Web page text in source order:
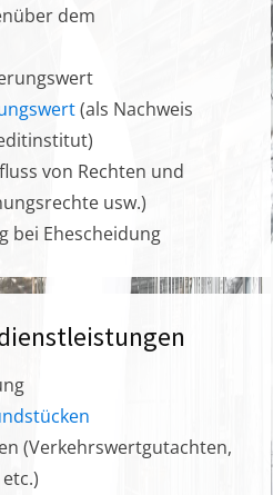
dem
(als Nachweis
von Rechten und
usw.)
bei Ehescheidung
(Verkehrswertgutachten,